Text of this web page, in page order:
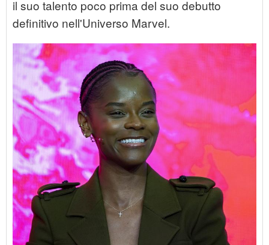
il suo talento poco prima del suo debutto
definitivo nell'Universo Marvel.